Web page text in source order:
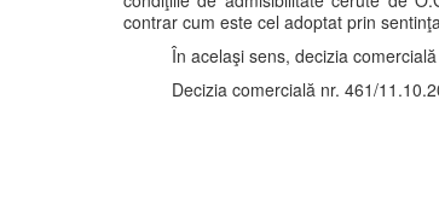
contrar cum este cel adoptat prin
În acelaşi sens, decizia
Decizia comercială nr. 461/